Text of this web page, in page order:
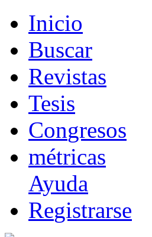
Inicio
Buscar
Revistas
Tesis
Congresos
métricas
Ayuda
Registrarse